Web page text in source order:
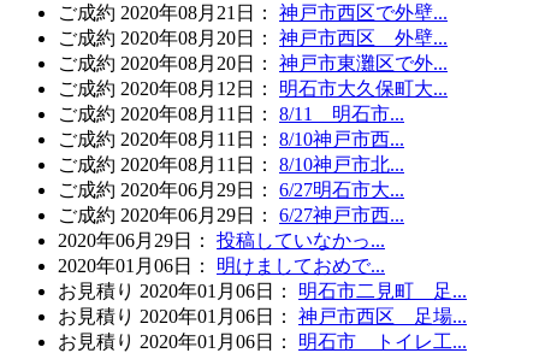
ご成約 2020年08月21日 ：
神戸市西区で外壁...
ご成約 2020年08月20日 ：
神戸市西区 外壁...
ご成約 2020年08月20日 ：
神戸市東灘区で外...
ご成約 2020年08月12日 ：
明石市大久保町大...
ご成約 2020年08月11日 ：
8/11 明石市...
ご成約 2020年08月11日 ：
8/10神戸市西...
ご成約 2020年08月11日 ：
8/10神戸市北...
ご成約 2020年06月29日 ：
6/27明石市大...
ご成約 2020年06月29日 ：
6/27神戸市西...
2020年06月29日
：
投稿していなかっ...
2020年01月06日
：
明けましておめで...
お見積り 2020年01月06日 ：
明石市二見町 足...
お見積り 2020年01月06日 ：
神戸市西区 足場...
お見積り 2020年01月06日 ：
明石市 トイレ工...